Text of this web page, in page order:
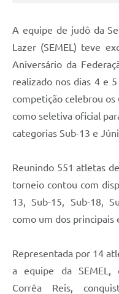
A equipe de judô da
Lazer (SEMEL) teve
Aniversário da
realizado nos dias 4 e
competição celebrou
como seletiva oficial
categorias Sub-13 e
Reunindo 551 atletas
torneio contou com
13, Sub-15, Sub-18,
como um dos principais
Representada por 14
a equipe da SEMEL,
Corrêa Reis,